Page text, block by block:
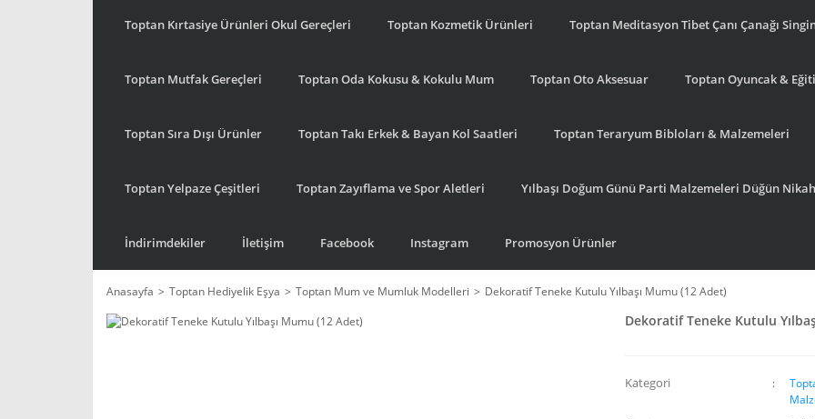
Toptan Kırtasiye Ürünleri Okul Gereçleri Toptan Kozmetik Ürünleri Toptan Meditasyon Tibet Çanı Çanağı
Toptan Mutfak Gereçleri Toptan Oda Kokusu & Kokulu Mum Toptan Oto Aksesuar Toptan Oyuncak &
Toptan Sıra Dışı Ürünler Toptan Takı Erkek & Bayan Kol Saatleri Toptan Teraryum Bibloları & Malzemeleri
Toptan Yelpaze Çeşitleri Toptan Zayıflama ve Spor Aletleri Yılbaşı Doğum Günü Parti Malzemeleri Düğün
İndirimdekiler İletişim Facebook Instagram Promosyon Ürünler
Anasayfa Toptan Hediyelik Eşya Toptan Mum ve Mumluk Modelleri Dekoratif Teneke Kutulu Yılbaşı Mumu (12 Adet)
Dekoratif Teneke Kutulu
Kategori